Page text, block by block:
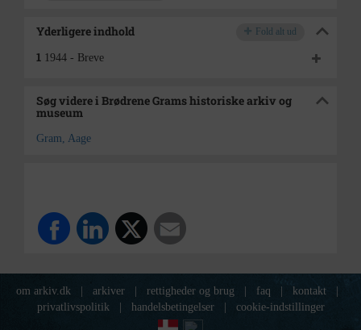
Yderligere indhold Fold alt ud
1 1944 - Breve
Søg videre i Brødrene Grams historiske arkiv og
museum
Gram, Aage
om arkiv.dk arkiver rettigheder og brug faq kontakt
privatlivspolitik
handelsbetingelser cookie-indstillinger